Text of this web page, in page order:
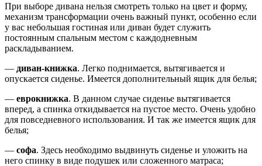
При выборе дивана нельзя смотреть только на цвет и форму,
механизм трансформации очень важный пункт, особенно если
у вас небольшая гостиная или диван будет служить
постоянным спальным местом с каждодневным
раскладыванием.
— диван-книжка. Легко поднимается, вытягивается и
опускается сиденье. Имеется дополнительный ящик для белья;
— еврокнижка. В данном случае сиденье вытягивается
вперед, а спинка откидывается на пустое место. Очень удобно
для повседневного использования. И так же имеется ящик для
белья;
— софа. Здесь необходимо выдвинуть сиденье и уложить на
него спинку в виде подушек или сложенного матраса;